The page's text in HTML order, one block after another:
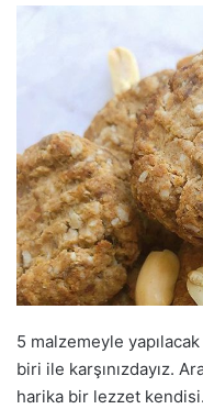
-
p
o
s
t
a
ö
n
e
r
m
5 malzemeyle
biri ile karşınızdayız.
harika bir lezzet